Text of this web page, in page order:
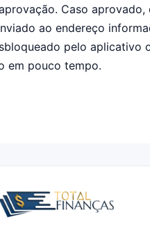
Caso aprovado,
ao endereço
pelo aplicativo
em pouco tempo.